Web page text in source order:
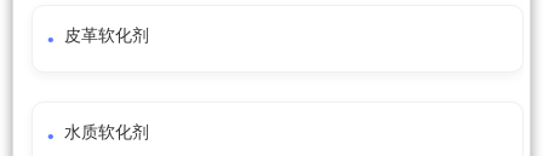
皮革软化剂
水质软化剂